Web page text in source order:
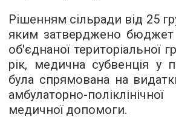
Рішенням сільради від 25
яким затверджено бюджет
об'єднаної територіальної
рік, медична субвенція у
була спрямована на
амбулаторно-
медичної допомоги.